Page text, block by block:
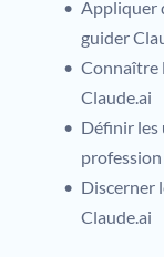
Appliquer
guider
Connaître
Claude.ai
Définir les
profession
Discerner
Claude.ai